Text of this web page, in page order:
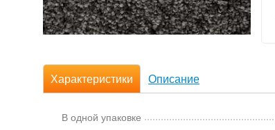
Характеристики Описание
В одной упаковке